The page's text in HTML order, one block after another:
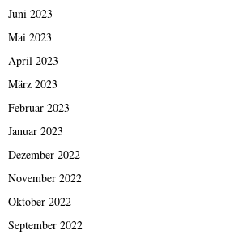
Juni 2023
Mai 2023
April 2023
März 2023
Februar 2023
Januar 2023
Dezember 2022
November 2022
Oktober 2022
September 2022